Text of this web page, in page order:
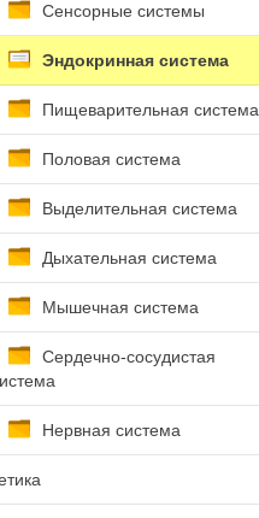
Сенсорные системы
Эндокринная система
Пищеварительная система
Половая система
Выделительная система
Дыхательная система
Мышечная система
Сердечно-сосудистая
Нервная система